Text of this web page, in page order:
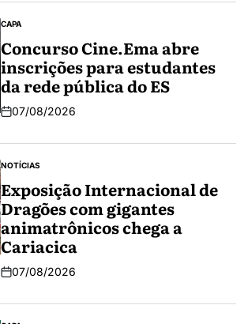
CAPA
Concurso Cine.Ema abre
inscrições para estudantes
da rede pública do ES
07/08/2026
NOTÍCIAS
Exposição Internacional de
Dragões com gigantes
animatrônicos chega a
Cariacica
07/08/2026